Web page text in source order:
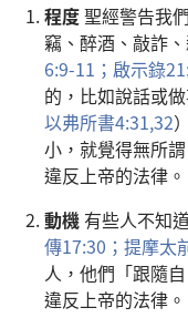
程度聖經警告我
竊、醉酒、敲詐
6:9-11； 啟示錄
的，比如說話或
以弗所書4:31,32
小，就覺得無所
違反上帝的法律
動機 有些人不知
傳17:30； 提摩太
人，他們「跟隨
違反上帝的法律